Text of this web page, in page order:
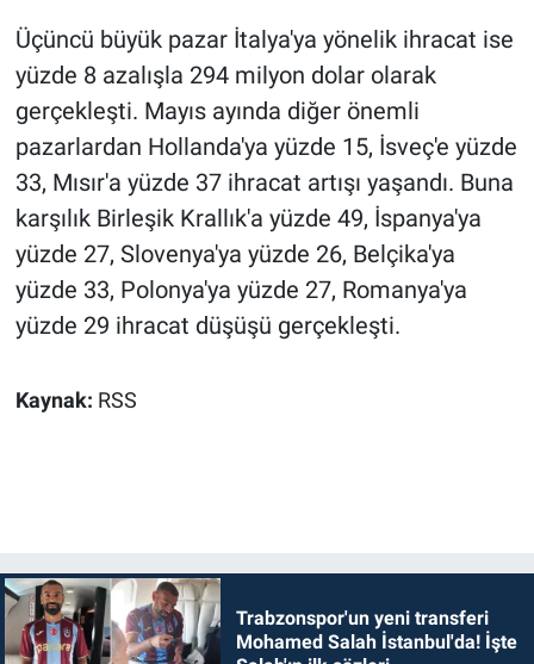
Üçüncü büyük pazar İtalya'ya yönelik ihracat ise
yüzde 8 azalışla 294 milyon dolar olarak
gerçekleşti. Mayıs ayında diğer önemli
pazarlardan Hollanda'ya yüzde 15, İsveç'e yüzde
33, Mısır'a yüzde 37 ihracat artışı yaşandı. Buna
karşılık Birleşik Krallık'a yüzde 49, İspanya'ya
yüzde 27, Slovenya'ya yüzde 26, Belçika'ya
yüzde 33, Polonya'ya yüzde 27, Romanya'ya
yüzde 29 ihracat düşüşü gerçekleşti.
Kaynak: RSS
Trabzonspor'un yeni transferi
Mohamed Salah İstanbul'da! İşte